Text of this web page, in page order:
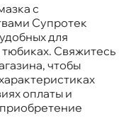
с
Супротек
для
Свяжитесь
чтобы
оплаты и
приобретение